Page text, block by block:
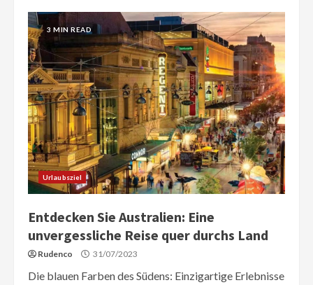
3 MIN READ
Urlaubsziel
Entdecken Sie Australien: Eine
unvergessliche Reise quer durchs Land
Rudenco 31/07/2023
Die blauen Farben des Südens: Einzigartige Erlebnisse